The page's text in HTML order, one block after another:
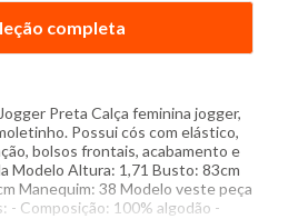
completa
Preta Calça feminina jogger,
Possui cós com elástico,
bolsos frontais, acabamento e
Modelo Altura: 1,71 Busto: 83cm
Manequim: 38 Modelo veste peça
- Composição: 100% algodão -